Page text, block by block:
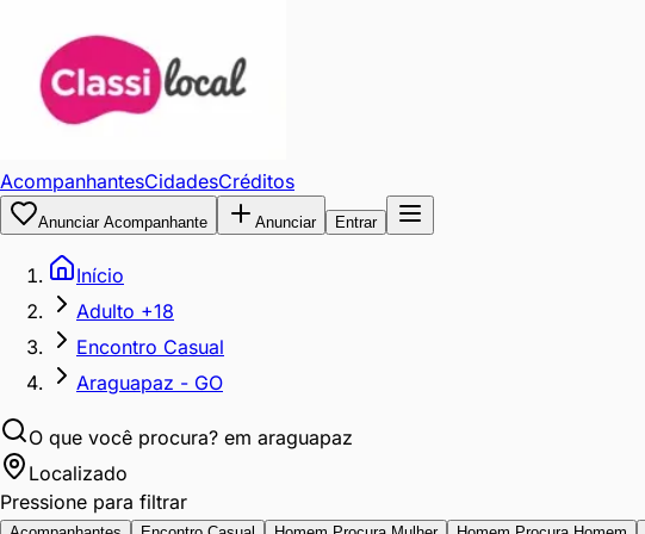
AcompanhantesCidadesCréditos
Anunciar Acompanhante Anunciar Entrar
Início
Adulto +18
Encontro Casual
Araguapaz - GO
O que você procura? em araguapaz
Localizado
Pressione para filtrar